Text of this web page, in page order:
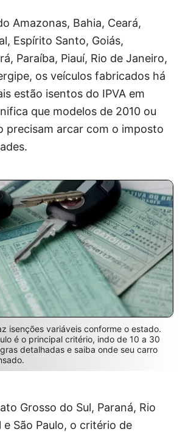
Amazonas, Bahia, Ceará,
Espírito Santo, Goiás,
Paraíba, Piauí, Rio de Janeiro,
os veículos fabricados há
estão isentos do IPVA em
que modelos de 2010 ou
precisam arcar com o imposto
isenções variáveis conforme o estado.
é o principal critério, indo de 10 a 30
detalhadas e saiba onde seu carro
Grosso do Sul, Paraná, Rio
e São Paulo, o critério de